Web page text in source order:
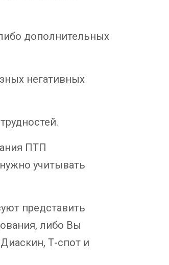
дополнительных
негативных
ПТП
учитывать
представить
либо Вы
Т-спот и